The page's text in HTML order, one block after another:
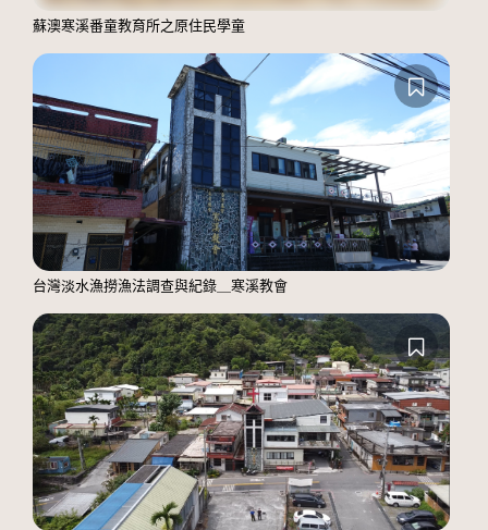
蘇澳寒溪番童教育所之原住民學童
台灣淡水漁撈漁法調查與紀錄＿寒溪教會